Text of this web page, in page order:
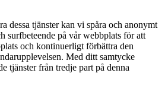
dessa tjänster kan vi spåra och anonymt
surfbeteende på vår webbplats för att
och kontinuerligt förbättra den
Med ditt samtycke
tjänster från tredje part på denna